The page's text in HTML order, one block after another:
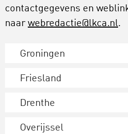
contactgegevens en
naar webredactie@lkca.nl.
Groningen
Friesland
Drenthe
Overijssel